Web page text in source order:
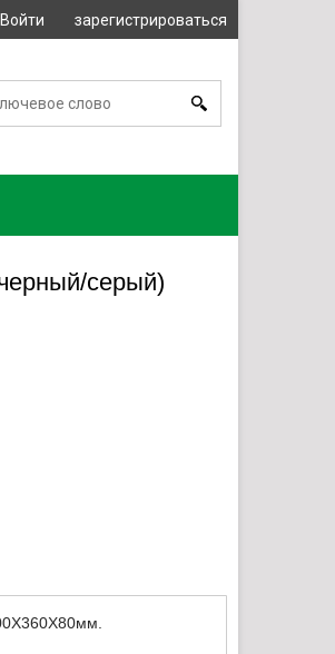
Войти зарегистрироваться
серый)